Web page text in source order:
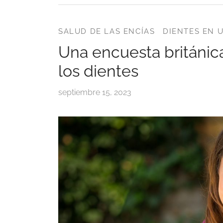
SALUD DE LAS ENCÍAS DIENTES EN
Una encuesta
los dientes
septiembre 15, 2023